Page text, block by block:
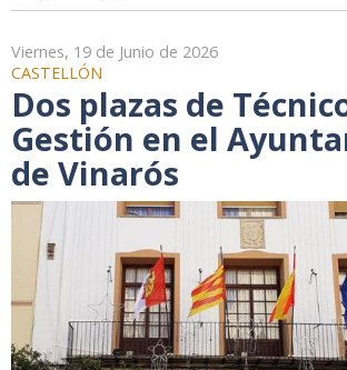
Viernes, 19 de Junio de 2026
CASTELLÓN
Dos plazas de
Gestión en el
de Vinarós